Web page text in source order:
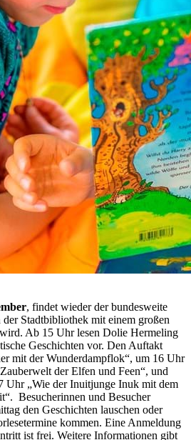
, findet wieder der bundesweite
der Stadtbibliothek mit einem großen
Ab 15 Uhr lesen Dolie Hermeling
Geschichten vor. Den Auftakt
mit der Wunderdampflok“, um 16 Uhr
der Elfen und Feen“, und
Uhr „Wie der Inuitjunge Inuk mit dem
Besucherinnen und Besucher
den Geschichten lauschen oder
kommen. Eine Anmeldung
ist frei. Weitere Informationen gibt